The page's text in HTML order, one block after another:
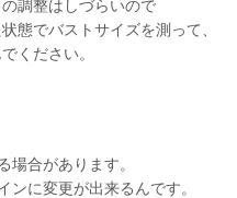
調整はしづらいので
態でバストサイズを測って、
ください。
場合があります。
に変更が出来るんです。